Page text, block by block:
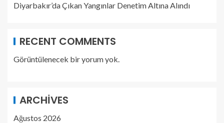
Diyarbakır’da Çıkan Yangınlar Denetim Altına Alındı
RECENT COMMENTS
Görüntülenecek bir yorum yok.
ARCHIVES
Ağustos 2026